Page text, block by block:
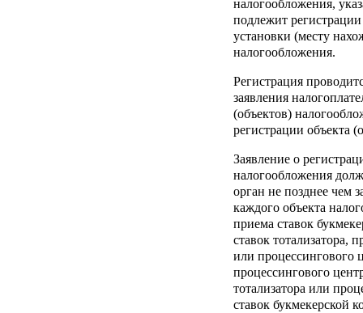
налогообложения,
подлежит
установки (месту
налогообложения.
Регистрация
заявления
(объектов)
регистрации объекта
Заявление о
налогообложения
орган не позднее чем
каждого объекта
приема ставок
ставок тотализатора,
или процессингового
процессингового
тотализатора или
ставок букмекерской